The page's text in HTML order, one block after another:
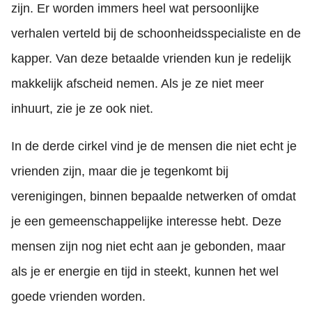
zijn. Er worden immers heel wat persoonlijke
verhalen verteld bij de schoonheidsspecialiste en de
kapper. Van deze betaalde vrienden kun je redelijk
makkelijk afscheid nemen. Als je ze niet meer
inhuurt, zie je ze ook niet.
In de derde cirkel vind je de mensen die niet echt je
vrienden zijn, maar die je tegenkomt bij
verenigingen, binnen bepaalde netwerken of omdat
je een gemeenschappelijke interesse hebt. Deze
mensen zijn nog niet echt aan je gebonden, maar
als je er energie en tijd in steekt, kunnen het wel
goede vrienden worden.